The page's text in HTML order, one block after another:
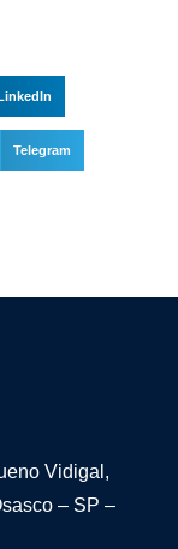
Telegram
Vidigal,
– SP –